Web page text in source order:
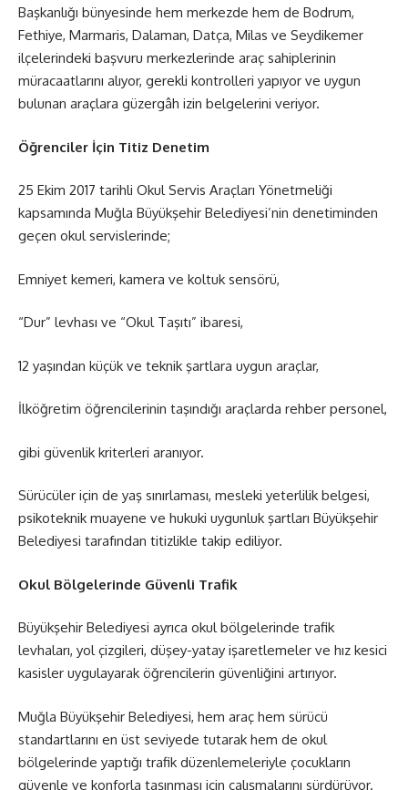
Başkanlığı bünyesinde hem merkezde hem de Bodrum,
Fethiye, Marmaris, Dalaman, Datça, Milas ve Seydikemer
ilçelerindeki başvuru merkezlerinde araç sahiplerinin
müracaatlarını alıyor, gerekli kontrolleri yapıyor ve uygun
bulunan araçlara güzergâh izin belgelerini veriyor.
Öğrenciler İçin Titiz Denetim
25 Ekim 2017 tarihli Okul Servis Araçları Yönetmeliği
kapsamında Muğla Büyükşehir Belediyesi’nin denetiminden
geçen okul servislerinde;
Emniyet kemeri, kamera ve koltuk sensörü,
“Dur” levhası ve “Okul Taşıtı” ibaresi,
12 yaşından küçük ve teknik şartlara uygun araçlar,
İlköğretim öğrencilerinin taşındığı araçlarda rehber personel,
gibi güvenlik kriterleri aranıyor.
Sürücüler için de yaş sınırlaması, mesleki yeterlilik belgesi,
psikoteknik muayene ve hukuki uygunluk şartları Büyükşehir
Belediyesi tarafından titizlikle takip ediliyor.
Okul Bölgelerinde Güvenli Trafik
Büyükşehir Belediyesi ayrıca okul bölgelerinde trafik
levhaları, yol çizgileri, düşey-yatay işaretlemeler ve hız kesici
kasisler uygulayarak öğrencilerin güvenliğini artırıyor.
Muğla Büyükşehir Belediyesi, hem araç hem sürücü
standartlarını en üst seviyede tutarak hem de okul
bölgelerinde yaptığı trafik düzenlemeleriyle çocukların
güvenle ve konforla taşınması için çalışmalarını sürdürüyor.